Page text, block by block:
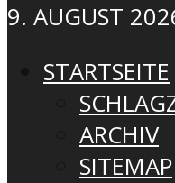
9. AUGUST
STARTSEITE
ARCHIV
SITEMAP